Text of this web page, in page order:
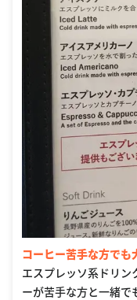
コーヒー苦手な方でも
エスプレッソ系ドリン
ーが苦手な方と一緒で